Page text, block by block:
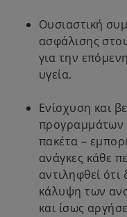
Ουσιαστική
ασφάλισης
για την
υγεία.
Ενίσχυση και
προγραμμάτων
πακέτα –
ανάγκες κάθε
αντιληφθεί
κάλυψη των
και ίσως